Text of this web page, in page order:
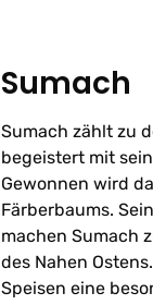
Sumach
Sumach zählt zu
begeistert mit
Gewonnen wird
Färberbaums.
machen Sumach
des Nahen
Speisen eine